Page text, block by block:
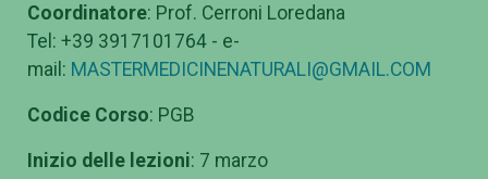
Coordinatore: Prof. Cerroni Loredana
Tel: +39 3917101764 - e-
mail: MASTERMEDICINENATURALI@GMAIL.COM
Codice Corso: PGB
Inizio delle lezioni: 7 marzo